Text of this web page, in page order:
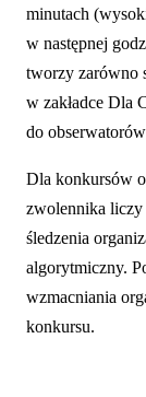
minutach
w następnej
tworzy zarówno
w zakładce Dla
do
Dla konkursów
zwolennika liczy
śledzenia
algorytmiczny.
wzmacniania
konkursu.